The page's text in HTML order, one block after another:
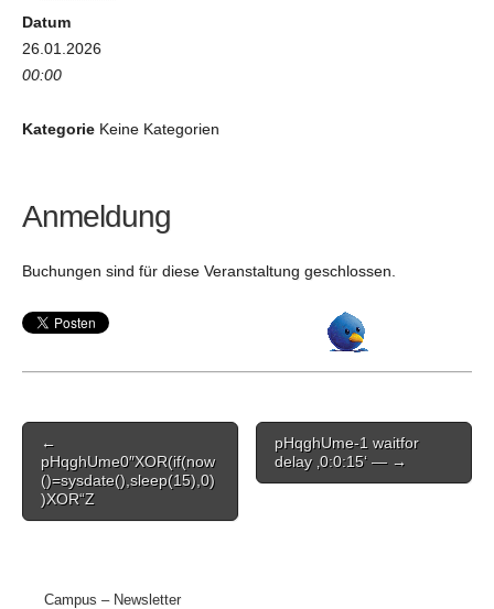
Datum
26.01.2026
00:00
Kategorie Keine Kategorien
Anmeldung
Buchungen sind für diese Veranstaltung geschlossen.
Post
navigation
←
pHqghUme0″XOR(if(now
()=sysdate(),sleep(15),0)
)XOR“Z
pHqghUme-1 waitfor
delay ‚0:0:15‘ — →
Campus – Newsletter